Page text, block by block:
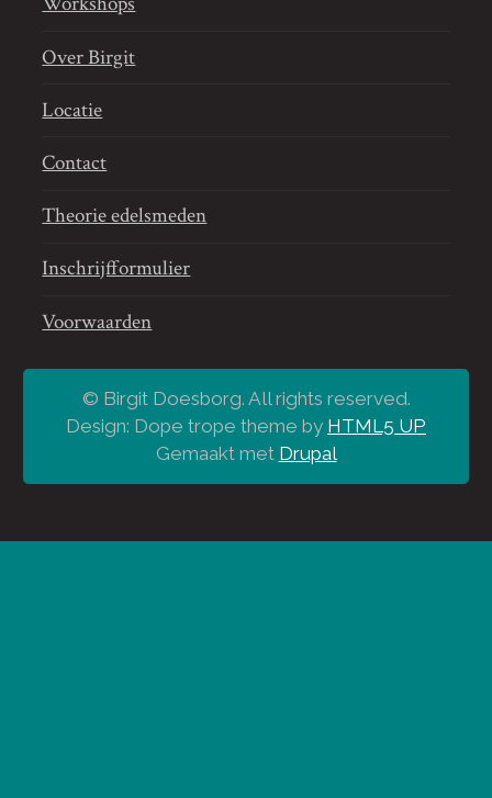
Over Birgit
Locatie
Contact
Theorie edelsmeden
Inschrijfformulier
Voorwaarden
© Birgit Doesborg. All rights reserved.
Design: Dope trope theme by HTML5 UP
Gemaakt met Drupal